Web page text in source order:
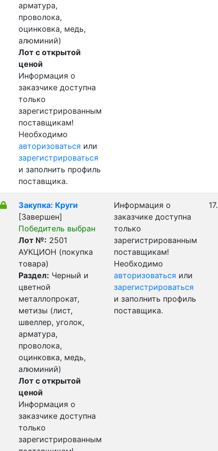
арматура,
проволока,
оцинковка, медь,
алюминий)
Лот с открытой
ценой
Информация о
заказчике доступна
только
зарегистрированным
поставщикам!
Необходимо
авторизоваться или
зарегистрироваться
и заполнить профиль
поставщика.
Закупка: Круги
[Завершен]
Победитель выбран
Лот №: 2501
АУКЦИОН (покупка
товара)
Раздел: Черный и
цветной
металлопрокат,
метизы (лист,
швеллер, уголок,
арматура,
проволока,
оцинковка, медь,
алюминий)
Лот с открытой
ценой
Информация о
заказчике доступна
только
зарегистрированным
Информация о
заказчике доступна
только
зарегистрированным
поставщикам!
Необходимо
авторизоваться или
зарегистрироваться
и заполнить профиль
поставщика.